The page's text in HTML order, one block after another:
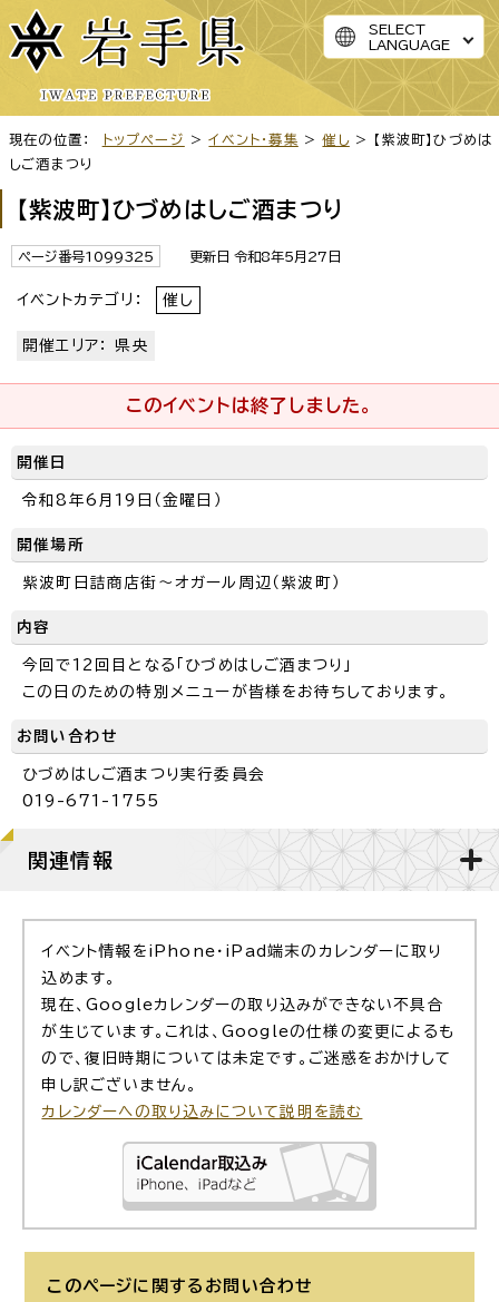
SELECT
LANGUAGE
現在の位置： トップページ >イベント・募集 >催し> 【紫波町】ひづめは
しご酒まつり
【紫波町】ひづめはしご酒まつり
ページ番号1099325 更新日 令和8年5月27日
イベントカテゴリ： 催し
開催エリア： 県央
このイベントは終了しました。
開催日
令和8年6月19日（金曜日）
開催場所
紫波町日詰商店街～オガール周辺（紫波町）
内容
今回で12回目となる「ひづめはしご酒まつり」
この日のための特別メニューが皆様をお待ちしております。
お問い合わせ
ひづめはしご酒まつり実行委員会
019-671-1755
関連情報
イベント情報をiPhone・iPad端末のカレンダーに取り
込めます。
現在、Googleカレンダーの取り込みができない不具合
が生じています。これは、Googleの仕様の変更によるも
ので、復旧時期については未定です。ご迷惑をおかけして
申し訳ございません。
カレンダーへの取り込みについて説明を読む
このページに関する お問い合わせ